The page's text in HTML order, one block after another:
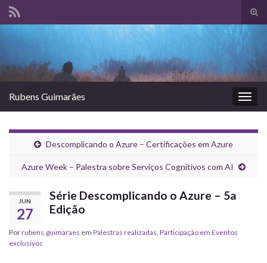
Rubens Guimarães
Descomplicando o Azure – Certificações em Azure
Azure Week – Palestra sobre Serviços Cognitivos com AI
JUN
27
Série Descomplicando o Azure – 5a
Edição
Porrubens.guimaraes em Palestras realizadas Participação em Eventos
exclusivos